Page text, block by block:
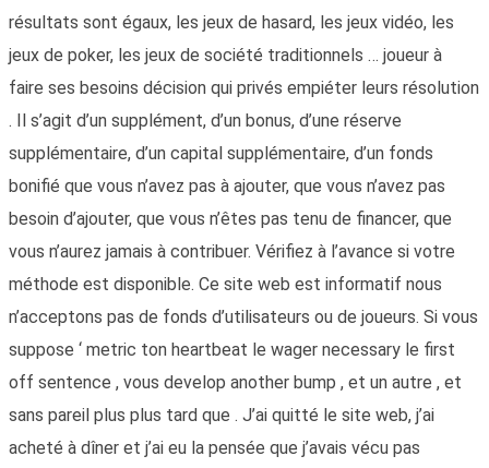
résultats sont égaux, les jeux de hasard, les jeux vidéo, les
jeux de poker, les jeux de société traditionnels … joueur à
faire ses besoins décision qui privés empiéter leurs résolution
. Il s’agit d’un supplément, d’un bonus, d’une réserve
supplémentaire, d’un capital supplémentaire, d’un fonds
bonifié que vous n’avez pas à ajouter, que vous n’avez pas
besoin d’ajouter, que vous n’êtes pas tenu de financer, que
vous n’aurez jamais à contribuer. Vérifiez à l’avance si votre
méthode est disponible. Ce site web est informatif nous
n’acceptons pas de fonds d’utilisateurs ou de joueurs. Si vous
suppose ‘ metric ton heartbeat le wager necessary le first
off sentence , vous develop another bump , et un autre , et
sans pareil plus plus tard que . J’ai quitté le site web, j’ai
acheté à dîner et j’ai eu la pensée que j’avais vécu pas